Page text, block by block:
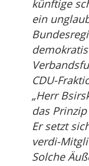
künftige
ein
CDU-
„Herr
das
Er setzt
verdi-
Solche